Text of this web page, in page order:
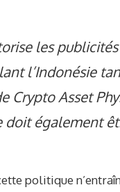
les
l’Indonésie
Crypto Asset
doit également
politique